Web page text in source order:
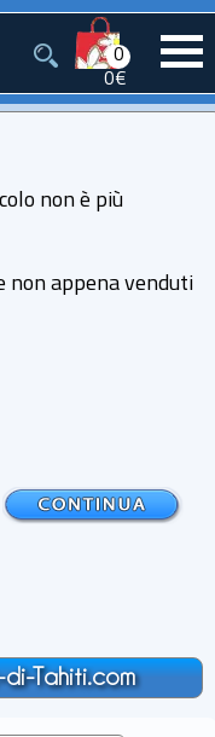
0
0€
non è più
non appena venduti
di-Tahiti.com